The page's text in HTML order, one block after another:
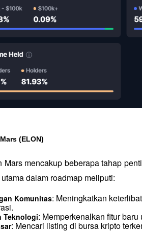
(ELON)
Mars mencakup beberapa tahap
dalam roadmap meliputi:
Komunitas: Meningkatkan
Teknologi: Memperkenalkan fitur
: Mencari listing di bursa kripto